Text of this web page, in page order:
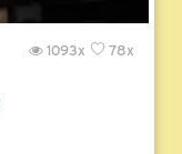
78x
1093x